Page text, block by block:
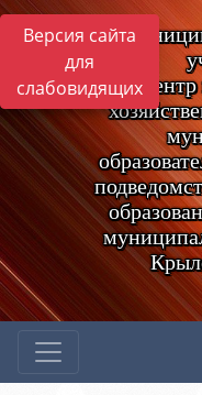
Версия сайта
для
слабовидящих"Центр